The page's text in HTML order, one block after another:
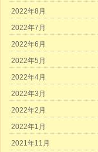
2022年8月
2022年7月
2022年6月
2022年5月
2022年4月
2022年3月
2022年2月
2022年1月
2021年11月